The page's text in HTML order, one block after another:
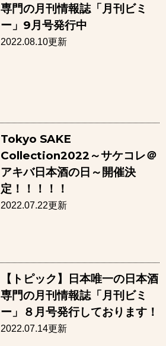
専門の月刊情報誌「月刊ビミ
ー」9月号発行中
2022.08.10更新
Tokyo SAKE
Collection2022～サケコレ＠
アキバ日本酒の日～開催決
定！！！！！
2022.07.22更新
【トピック】日本唯一の日本酒
専門の月刊情報誌「月刊ビミ
ー」８月号発行しております！
2022.07.14更新